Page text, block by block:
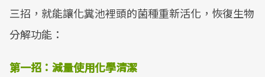
三招，就能讓化糞池裡頭的菌種重新活化，恢復生物
分解功能：
第一招：減量使用化學清潔